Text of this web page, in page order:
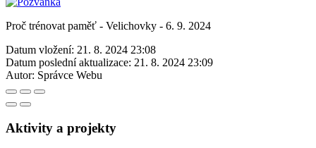
Proč trénovat paměť - Velichovky - 6. 9. 2024
Datum vložení: 21. 8. 2024 23:08
Datum poslední aktualizace: 21. 8. 2024 23:09
Autor: Správce Webu
Aktivity a projekty